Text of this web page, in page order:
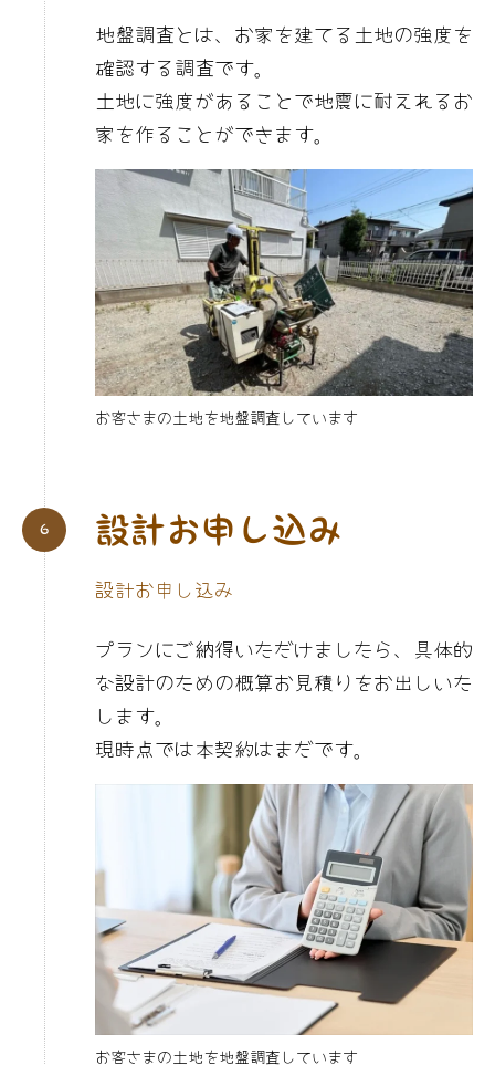
地盤調査とは、お家を建てる土地の強度を
確認する調査です。
土地に強度があることで地震に耐えれるお
家を作ることができます。
お客さまの土地を地盤調査しています
設計お申し込み
設計お申し込み
プランにご納得いただけましたら、具体的
な設計のための概算お見積りをお出しいた
します。
現時点では本契約はまだです。
お客さまの土地を地盤調査しています